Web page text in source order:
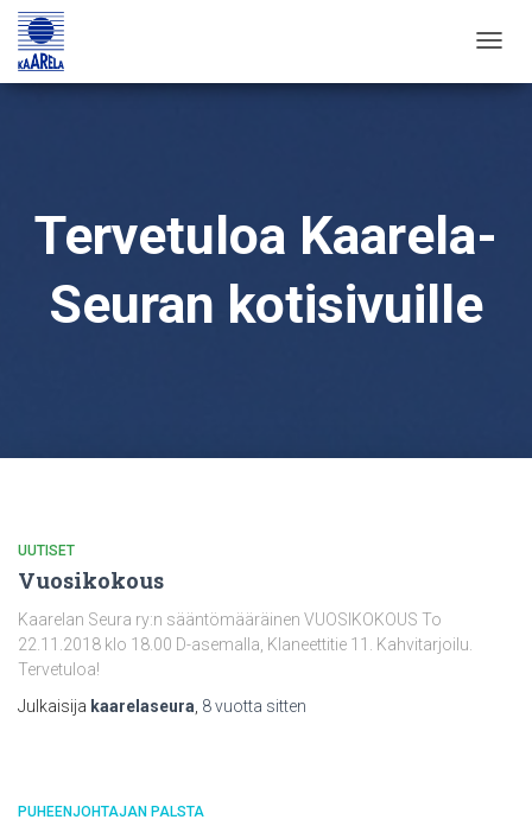
Tervetuloa Kaarela-
Seuran kotisivuille
UUTISET
Vuosikokous
Kaarelan Seura ry:n sääntömääräinen VUOSIKOKOUS To
22.11.2018 klo 18.00 D-asemalla, Klaneettitie 11. Kahvitarjoilu.
Tervetuloa!
Julkaisija kaarelaseura 8 vuotta sitten
PUHEENJOHTAJAN PALSTA